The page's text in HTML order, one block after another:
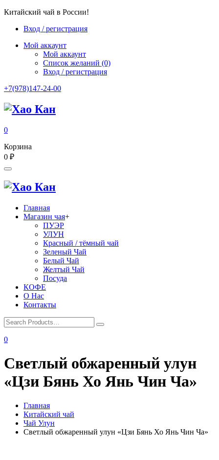
Китайский чай в России!
Вход / регистрация
Мой аккаунт
Мой аккаунт
Список желаний (0)
Вход / регистрация
+7(978)147-24-00
0
Корзина
0 ₽
Главная
Магазин чая+
ПУЭР
УЛУН
Красный / тёмный чай
Зеленый Чай
Белый Чай
Желтый Чай
Посуда
КОФЕ
О Нас
Контакты
0
Светлый обжаренный улун
«Цзи Бянь Хо Янь Чин Ча»
Главная
Китайский чай
Чай Улун
Светлый обжаренный улун «Цзи Бянь Хо Янь Чин Ча»